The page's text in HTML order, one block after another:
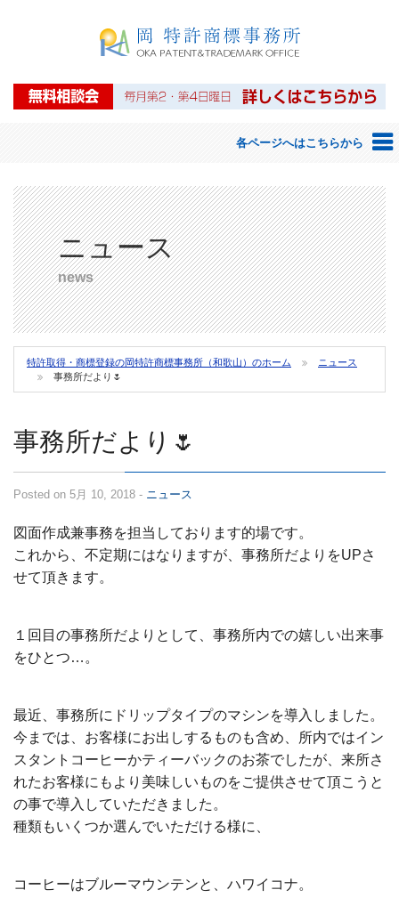
各ページへはこちらから
岡 特許商標事務所のご案内
弁理士等紹介
アクセス
特許・商標について
ニュース
news
特許取得・商標登録の岡特許商標事務所（和歌山）のホーム
ニュース
事務所だより🌷
事務所だより🌷
Posted on 5月 10, 2018 - ニュース
図面作成兼事務を担当しております的場です。
これから、不定期にはなりますが、事務所だよりをUPさ
せて頂きます。
１回目の事務所だよりとして、事務所内での嬉しい出来事
をひとつ…。
最近、事務所にドリップタイプのマシンを導入しました。
今までは、お客様にお出しするものも含め、所内ではイン
スタントコーヒーかティーバックのお茶でしたが、来所さ
れたお客様にもより美味しいものをご提供させて頂こうと
の事で導入していただきました。
種類もいくつか選んでいただける様に、
コーヒーはブルーマウンテンと、ハワイコナ。